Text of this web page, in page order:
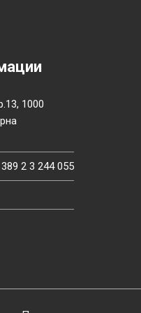
1000
2 3 244 055